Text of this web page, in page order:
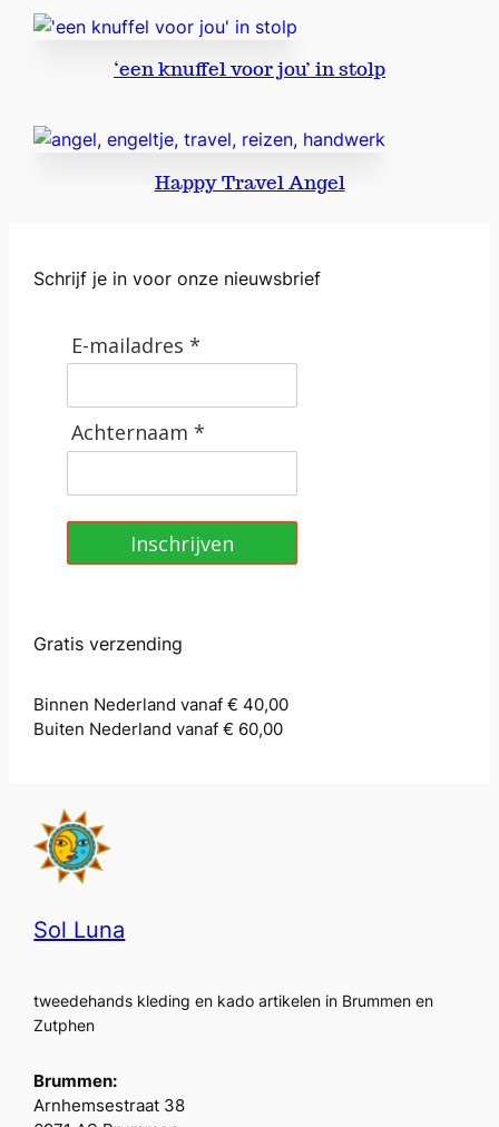
r
a
‘een knuffel voor jou’ in stolp
Happy Travel Angel
Schrijf je in voor onze nieuwsbrief
E-mailadres *
Achternaam *
Inschrijven
Gratis verzending
Binnen Nederland vanaf € 40,00
Buiten Nederland vanaf € 60,00
Sol Luna
tweedehands kleding en kado artikelen in Brummen en
Zutphen
Brummen:
Arnhemsestraat 38